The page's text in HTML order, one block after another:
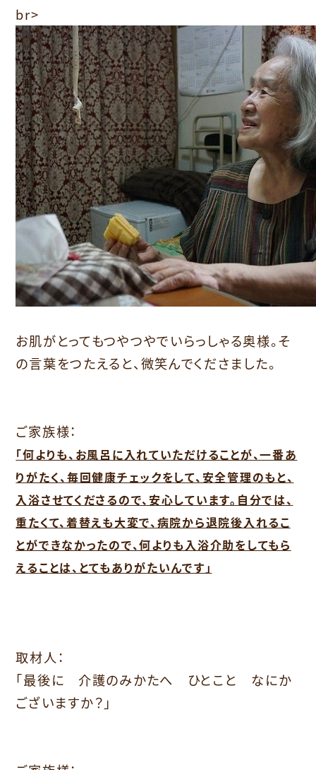
br>
お肌がとってもつやつやでいらっしゃる奥様。そ
の言葉をつたえると、微笑んでくださました。
ご家族様：
「何よりも、お風呂に入れていただけることが、一番あ
りがたく、毎回健康チェックをして、安全管理のもと、
入浴させてくださるので、安心しています。自分では、
重たくて、着替えも大変で、病院から退院後入れるこ
とができなかったので、何よりも入浴介助をしてもら
えることは、とてもありがたいんです」
取材人：
「最後に 介護のみかたへ ひとこと なにか
ございますか？」